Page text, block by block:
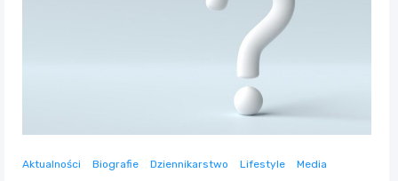
Aktualności Biografie Dziennikarstwo Lifestyle Media